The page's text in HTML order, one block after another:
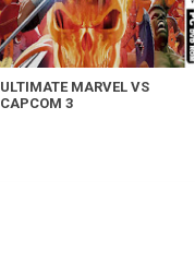
ULTIMATE MARVEL VS
CAPCOM 3